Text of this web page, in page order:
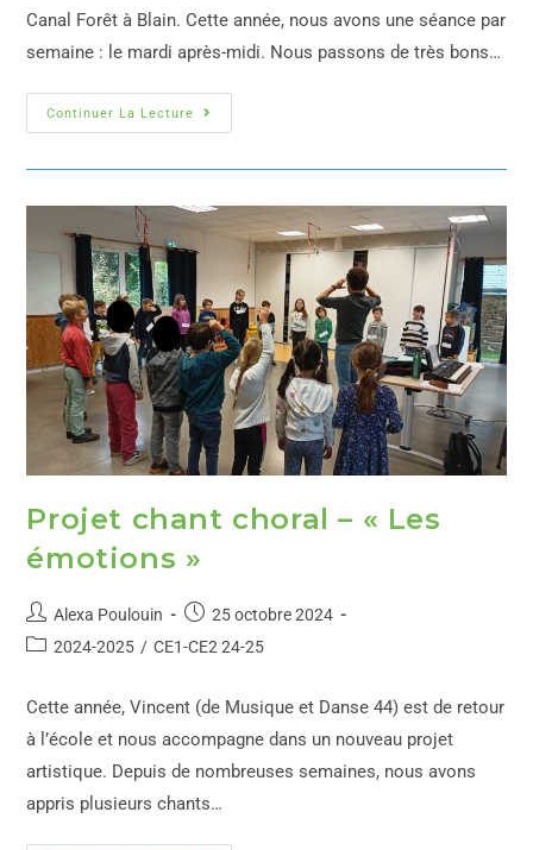
Canal Forêt à Blain. Cette année, nous avons une séance par
semaine : le mardi après-midi. Nous passons de très bons…
Continuer La Lecture
Projet chant choral – « Les
émotions »
Alexa Poulouin
25 octobre 2024
2024-2025 / CE1-CE2 24-25
Cette année, Vincent (de Musique et Danse 44) est de retour
à l’école et nous accompagne dans un nouveau projet
artistique. Depuis de nombreuses semaines, nous avons
appris plusieurs chants…